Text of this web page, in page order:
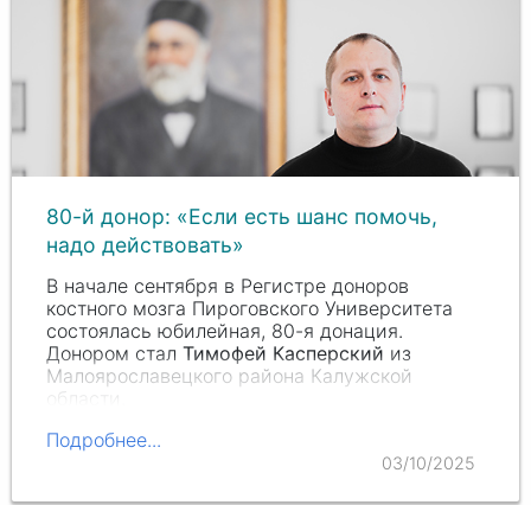
80-й донор: «Если есть шанс помочь,
надо действовать»
В начале сентября в Регистре доноров
костного мозга Пироговского Университета
состоялась юбилейная, 80-я донация.
Донором стал Тимофей Касперский из
Малоярославецкого района Калужской
Подробнее...
03/10/2025